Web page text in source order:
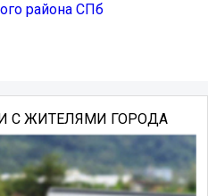
района СПб
С ЖИТЕЛЯМИ ГОРОДА